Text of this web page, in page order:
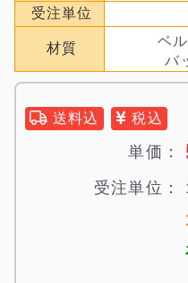
受注単位
材質
ベ
バ
送料込 税込
単価：
受注単位：